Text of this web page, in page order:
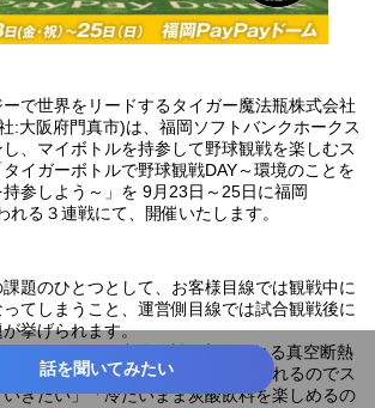
で世界をリードするタイガー魔法瓶株式会社
:大阪府門真市)は、福岡ソフトバンクホークス
、マイボトルを持参して野球観戦を楽しむス
イガーボトルで野球観戦DAY～環境のことを
参しよう～」を 9月23日～25日に福岡
れる３連戦にて、開催いたします。
題のひとつとして、お客様目線では観戦中に
ってしまうこと、運営側目線では試合観戦後に
挙げられます。
ビールなどの炭酸飲料を入れられる真空断熱
ところ、「好きな飲み物を入れられるのでス
きたい」「冷たいまま炭酸飲料を楽しめるの
話を聞いてみたい